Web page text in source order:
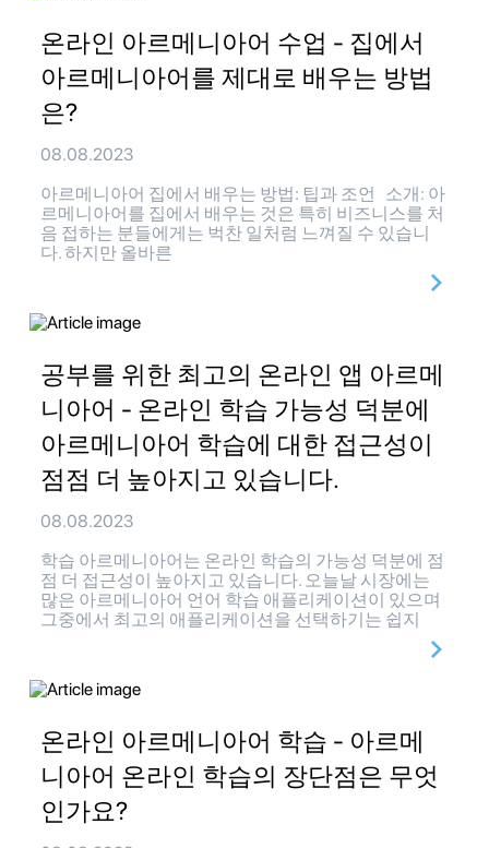
온라인 아르메니아어 수업 - 집에서
아르메니아어를 제대로 배우는 방법
은?
08.08.2023
아르메니아어 집에서 배우는 방법: 팁과 조언 소개: 아
르메니아어를 집에서 배우는 것은 특히 비즈니스를 처
음 접하는 분들에게는 벅찬 일처럼 느껴질 수 있습니
다. 하지만 올바른
공부를 위한 최고의 온라인 앱 아르메
니아어 - 온라인 학습 가능성 덕분에
아르메니아어 학습에 대한 접근성이
점점 더 높아지고 있습니다.
08.08.2023
학습 아르메니아어는 온라인 학습의 가능성 덕분에 점
점 더 접근성이 높아지고 있습니다. 오늘날 시장에는
많은 아르메니아어 언어 학습 애플리케이션이 있으며
그중에서 최고의 애플리케이션을 선택하기는 쉽지
온라인 아르메니아어 학습 - 아르메
니아어 온라인 학습의 장단점은 무엇
인가요?